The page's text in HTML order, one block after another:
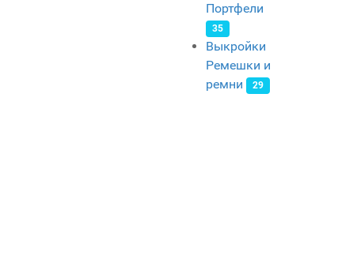
Портфели
35
Выкройки
Ремешки и
ремни
29